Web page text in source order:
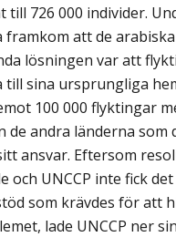
till 726 000 individer.
att de
lösningen var att
till sina ursprungliga
100 000 flyktingar
de andra länderna som
ansvar. Eftersom
och UNCCP inte fick det
som krävdes för att
lade UNCCP ner sin